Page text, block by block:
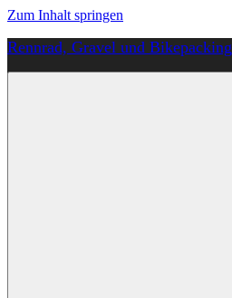
Zum Inhalt springen
Rennrad, Gravel und Bikepacking